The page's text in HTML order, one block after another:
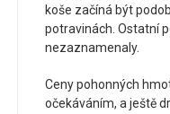
koše začíná být
potravinách. Ostatní
nezaznamenaly.
Ceny pohonných
očekáváním, a ještě